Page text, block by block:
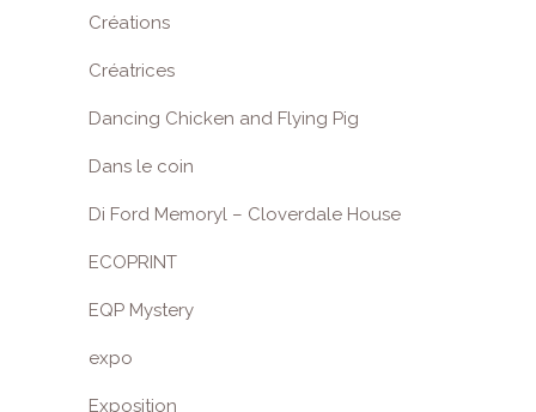
Créations
Créatrices
Dancing Chicken and Flying Pig
Dans le coin
Di Ford Memoryl – Cloverdale House
ECOPRINT
EQP Mystery
expo
Exposition